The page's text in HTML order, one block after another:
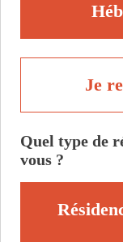
Je
Quel type de
vous ?